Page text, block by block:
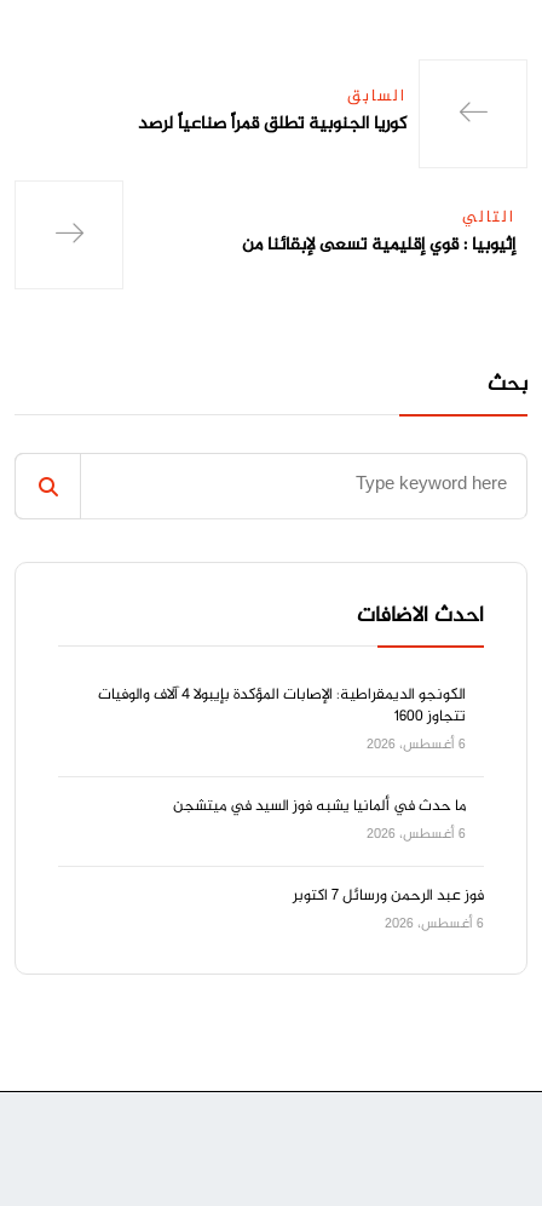
السابق
كوريا الجنوبية تطلق قمراً صناعياً لرصد
التالي
إثيوبيا : قوي إقليمية تسعى لإبقائنا من
بحث
احدث الاضافات
الكونجو الديمقراطية: الإصابات المؤكدة بإيبولا 4 آلاف والوفيات
تتجاوز 1600
6 أغسطس، 2026
ما حدث في ألمانيا يشبه فوز السيد في ميتشجن
6 أغسطس، 2026
فوز عبد الرحمن ورسائل ٧ اكتوبر
6 أغسطس، 2026